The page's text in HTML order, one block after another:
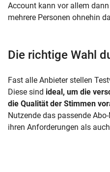
Account kann vor allem
mehrere Personen ohnehin
Die richtige Wahl
Fast alle Anbieter stellen
Diese sind ideal, um die
die Qualität der Stimmen
Nutzende das passende
ihren Anforderungen als